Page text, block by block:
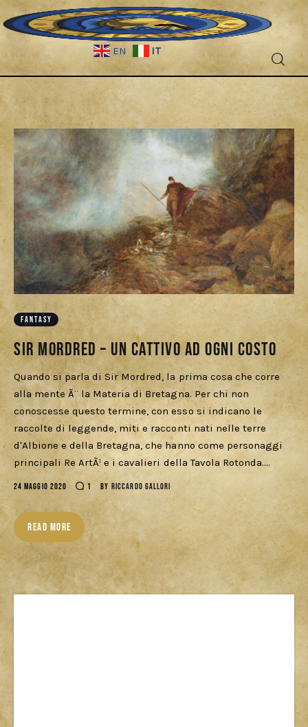
EN IT
Fantascienza
Fantasy
Games
Recensioni
Libri e fumetti
Cercatori
Download
FANTASY
Sir Mordred – Un cattivo ad ogni costo
Quando si parla di Sir Mordred, la prima cosa che corre
alla mente Ã¨ la Materia di Bretagna. Per chi non
conoscesse questo termine, con esso si indicano le
raccolte di leggende, miti e racconti nati nelle terre
d'Albione e della Bretagna, che hanno come personaggi
principali Re ArtÃ¹ e i cavalieri della Tavola Rotonda.…
24 MAGGIO 2020 1 BY RICCARDO GALLORI
READ MORE